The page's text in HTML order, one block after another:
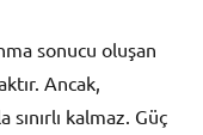
sonucu oluşan
Ancak,
kalmaz. Güç